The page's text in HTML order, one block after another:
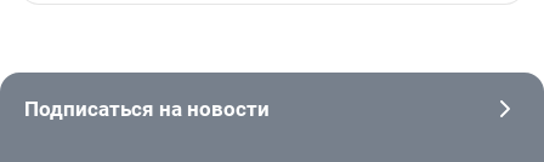
Подписаться на новости